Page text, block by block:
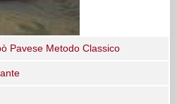
Pavese Metodo Classico